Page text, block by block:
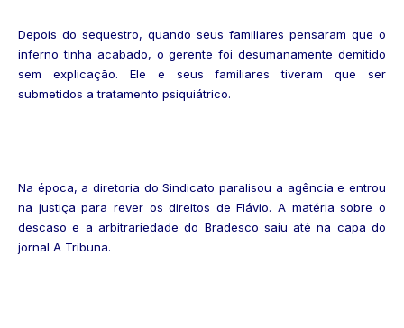
Depois do sequestro, quando seus familiares pensaram que o
inferno tinha acabado, o gerente foi desumanamente demitido
sem explicação. Ele e seus familiares tiveram que ser
submetidos a tratamento psiquiátrico.
Na época, a diretoria do Sindicato paralisou a agência e entrou
na justiça para rever os direitos de Flávio. A matéria sobre o
descaso e a arbitrariedade do Bradesco saiu até na capa do
jornal A Tribuna.